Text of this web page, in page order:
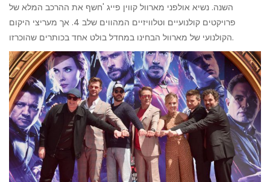
השנה. נשיא אולפני מארוול קווין פייג 'חשף את ההרכב המלא של
פרויקטים קולנועיים וטלוויזיים המהווים שלב 4. אך מעריצי היקום
הקולנועי של מארוול הבחינו במחדל בולט אחד בכותרים שהוכרזו.